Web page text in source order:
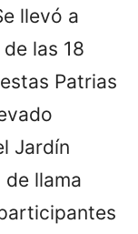
llevó a
las 18
Patrias
Jardín
llama